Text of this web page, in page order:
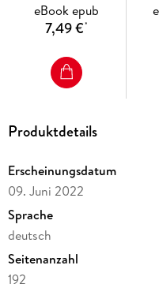
- Manga Passion.
--- Dieses spezielle E-Book-
Leseprogramm sollte die
EPUB3- oder mobi/KF8-
---
eBook epub
7,49 €*
Produktdetails
Erscheinungsdatum
09. Juni 2022
Sprache
deutsch
Seitenanzahl
192